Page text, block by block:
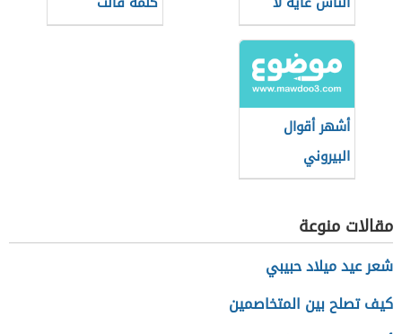
تدرك)
لصاحبها دعني)
أشهر أقوال
البيروني
مقالات منوعة
شعر عيد ميلاد حبيبي
كيف تصلح بين المتخاصمين